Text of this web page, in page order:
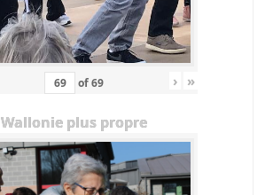
of69 › »
Wallonie plus propre